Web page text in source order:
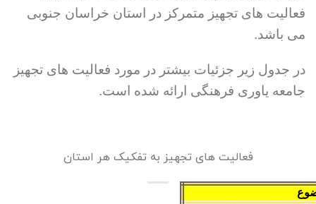
فعالیت های تجهیز متمرکز در استان خراسان جنوبی
می باشد.
در جدول زیر جزئیات بیشتر در مورد فعالیت های تجهیز
جامعه یاوری فرهنگی ارائه شده است.
فعالیت های تجهیز به تفکیک هر استان